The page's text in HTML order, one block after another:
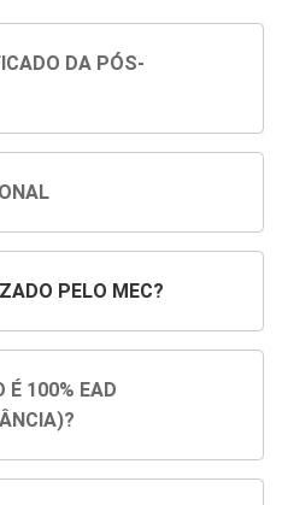
DA PÓS-
PELO MEC?
É 100% EAD